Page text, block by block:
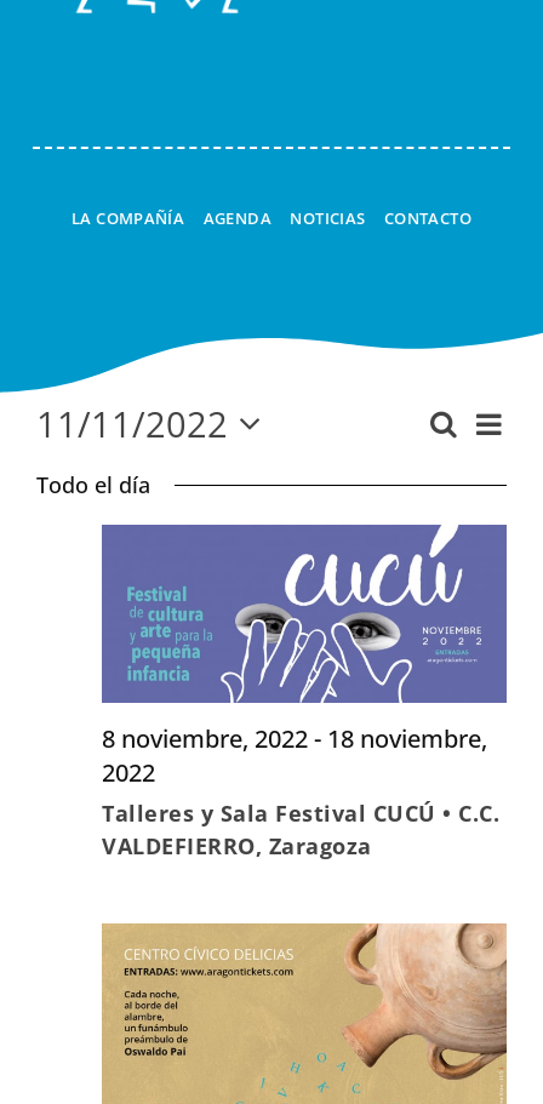
LA COMPAÑÍA AGENDA NOTICIAS CONTACTO
TALLERES
de
y
vistas
de
Buscar
Día
11/11/2022
Seleccionar
fecha.
Todo el día
8 noviembre, 2022- 18 noviembre,
2022
Talleres y Sala Festival CUCÚ • C.C.
VALDEFIERRO, Zaragoza